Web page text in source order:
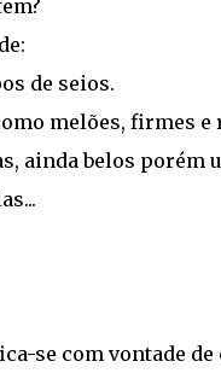
de seios.
melões, firmes e
ainda belos porém
se com vontade de